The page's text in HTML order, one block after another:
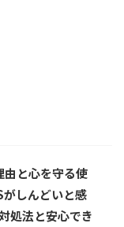
由と心を守る使
しんどいと感
処法と安心でき